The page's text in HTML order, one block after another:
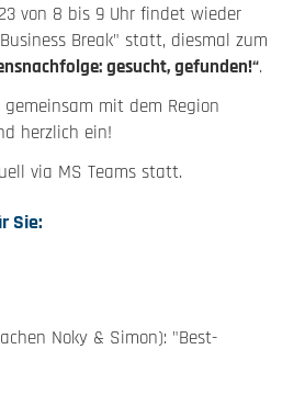
von 8 bis 9 Uhr findet wieder
Break" statt, diesmal zum
gesucht, gefunden!“.
mit dem Region
herzlich ein!
via MS Teams statt.
Sie:
Noky & Simon): "Best-